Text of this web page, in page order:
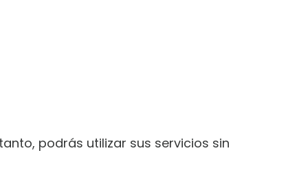
podrás utilizar sus servicios sin